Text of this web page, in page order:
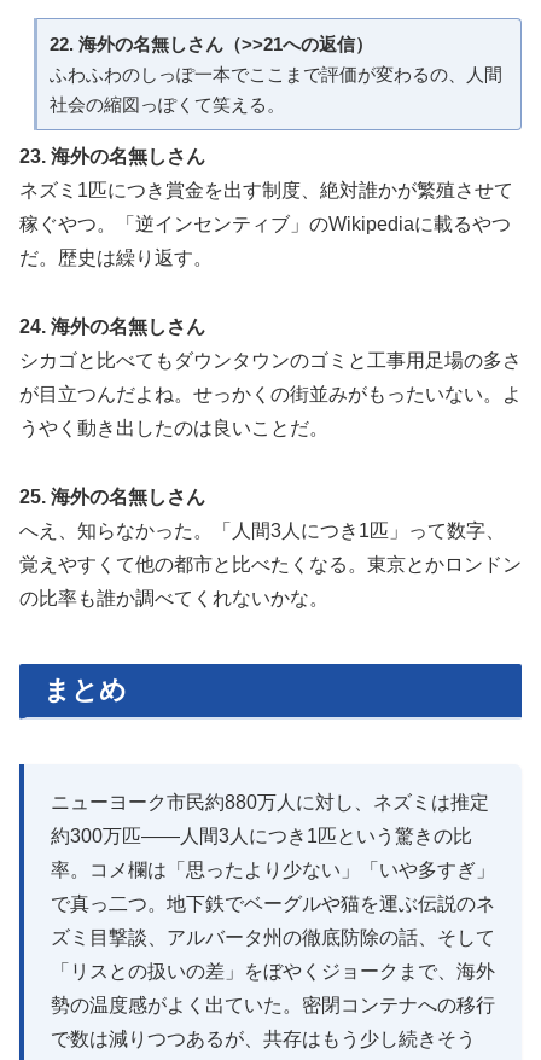
22. 海外の名無しさん（>>21への返信）
ふわふわのしっぽ一本でここまで評価が変わるの、人間
社会の縮図っぽくて笑える。
23. 海外の名無しさん
ネズミ1匹につき賞金を出す制度、絶対誰かが繁殖させて
稼ぐやつ。「逆インセンティブ」のWikipediaに載るやつ
だ。歴史は繰り返す。
24. 海外の名無しさん
シカゴと比べてもダウンタウンのゴミと工事用足場の多さ
が目立つんだよね。せっかくの街並みがもったいない。よ
うやく動き出したのは良いことだ。
25. 海外の名無しさん
へえ、知らなかった。「人間3人につき1匹」って数字、
覚えやすくて他の都市と比べたくなる。東京とかロンドン
の比率も誰か調べてくれないかな。
まとめ
ニューヨーク市民約880万人に対し、ネズミは推定
約300万匹——人間3人につき1匹という驚きの比
率。コメ欄は「思ったより少ない」「いや多すぎ」
で真っ二つ。地下鉄でベーグルや猫を運ぶ伝説のネ
ズミ目撃談、アルバータ州の徹底防除の話、そして
「リスとの扱いの差」をぼやくジョークまで、海外
勢の温度感がよく出ていた。密閉コンテナへの移行
で数は減りつつあるが、共存はもう少し続きそう